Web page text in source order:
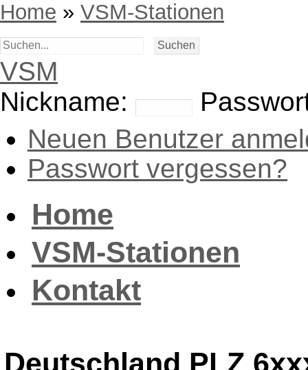
Home » VSM-Stationen
VSM
Nickname:
Neuen Benutzer
Passwort vergessen?
Home
VSM-Stationen
Kontakt
Deutschland PLZ